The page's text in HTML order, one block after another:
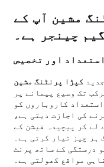
مشین آپ کے
چینجر ہے۔
اور تخصیص
جدیدکپڑا پرنٹنگ مشین
تک وسیع پیمانے پر
کاروباروں کو
کی اجازت دیتی ہے،
لے کر پیچیدہ فیشن کے
ہر چیز تیار کرتی ہے۔
درستگی کے ساتھ پرنٹ
مواقع کھولتی ہے۔